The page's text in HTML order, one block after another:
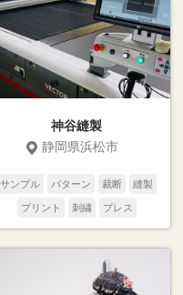
神谷縫製
静岡県浜松市
サンプル パターン 裁断 縫製
プリント 刺繍 プレス
テキスタイル 二次加工